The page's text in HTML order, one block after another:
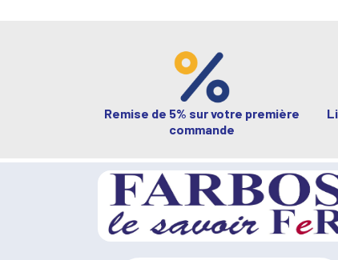
Remise de 5% sur votre première
commande